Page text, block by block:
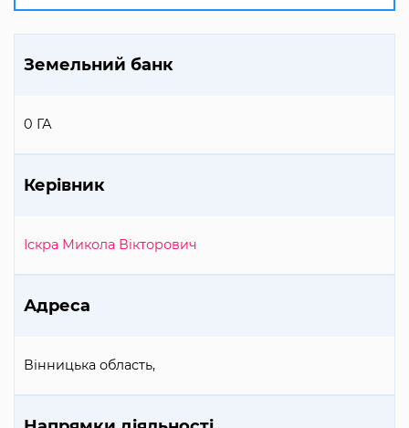
Земельний банк
0 ГА
Керівник
Іскра Микола Вікторович
Адреса
Вінницька область,